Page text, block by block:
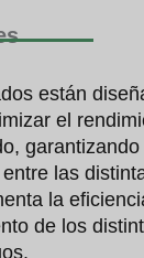
están
el
garantizando
las
la
de los